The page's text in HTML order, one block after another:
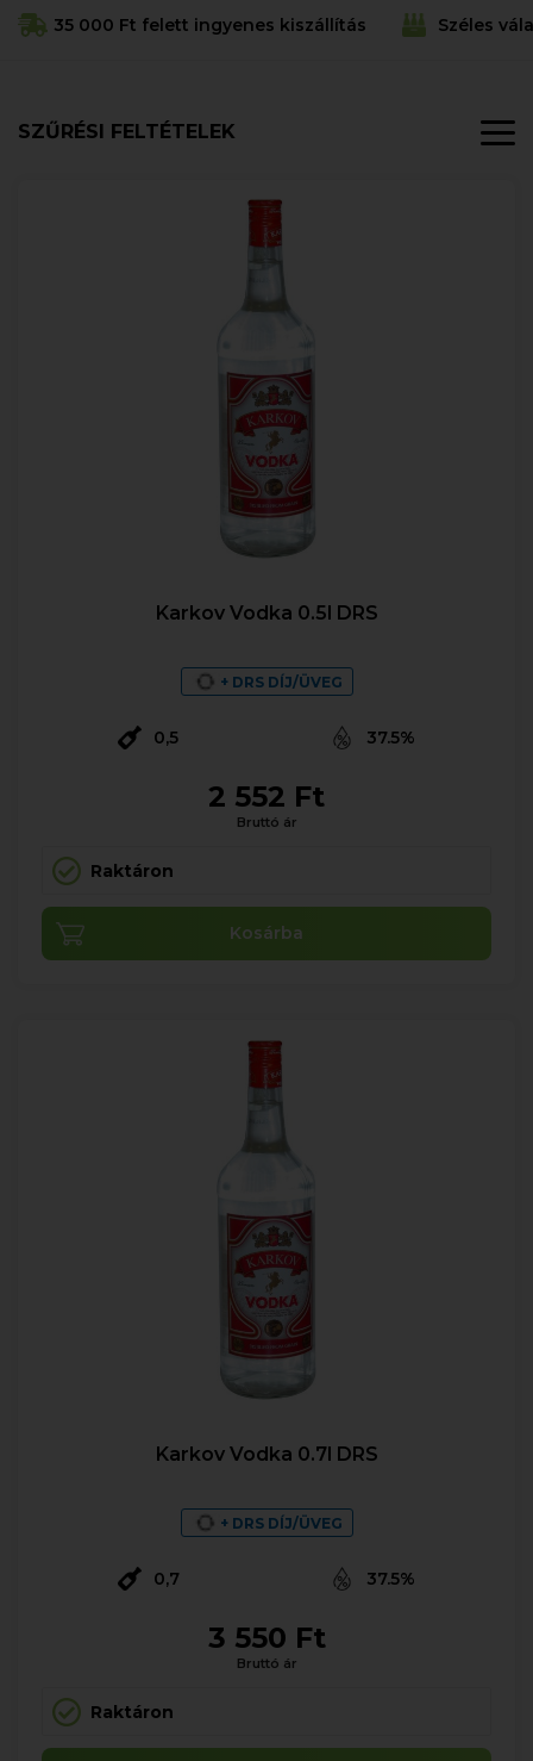
35 000 Ft felett ingyenes kiszállítás Széles
SZŰRÉSI FELTÉTELEK
Karkov Vodka 0.5l DRS
+ DRS DÍJ/ÜVEG
0,5 37.5%
2 552 Ft
Bruttó ár
Raktáron
Kosárba
Karkov Vodka 0.7l DRS
+ DRS DÍJ/ÜVEG
0,7 37.5%
3 550 Ft
Bruttó ár
Raktáron